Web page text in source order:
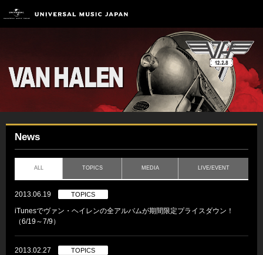
News
ALL TOPICS MEDIA LIVE/EVENT
2013.06.19 TOPICS
iTunesでヴァン・ヘイレンの全アルバムが期間限定プライスダウン！
（6/19～7/9）
2013.02.27 TOPICS